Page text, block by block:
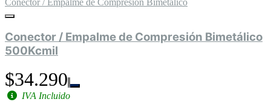
Conector / Empalme de Compresión Bimetálico
500Kcmil
$34.290
IVA Incluido